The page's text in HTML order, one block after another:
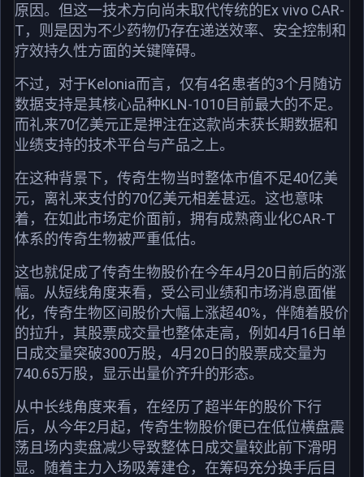
原因。但这一技术方向尚未取代传统的Ex vivo CAR-
T，则是因为不少药物仍存在递送效率、安全控制和
疗效持久性方面的关键障碍。
不过，对于Kelonia而言，仅有4名患者的3个月随访
数据支持是其核心品种KLN-1010目前最大的不足。
而礼来70亿美元正是押注在这款尚未获长期数据和
业绩支持的技术平台与产品之上。
在这种背景下，传奇生物当时整体市值不足40亿美
元，离礼来支付的70亿美元相差甚远。这也意味
着，在如此市场定价面前，拥有成熟商业化CAR-T
体系的传奇生物被严重低估。
这也就促成了传奇生物股价在今年4月20日前后的涨
幅。从短线角度来看，受公司业绩和市场消息面催
化，传奇生物区间股价大幅上涨超40%，伴随着股价
的拉升，其股票成交量也整体走高，例如4月16日单
日成交量突破300万股，4月20日的股票成交量为
740.65万股，显示出量价齐升的形态。
从中长线角度来看，在经历了超半年的股价下行
后，从今年2月起，传奇生物股价便已在低位横盘震
荡且场内卖盘减少导致整体日成交量较此前下滑明
显。随着主力入场吸筹建仓，在筹码充分换手后目